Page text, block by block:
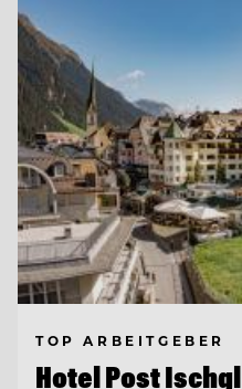
TOP ARBEITGEBER
Hotel Post Ischgl